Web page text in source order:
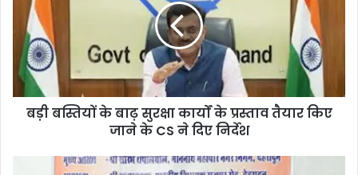
बड़ी बस्तियों के बाढ़ सुरक्षा कार्यों के प्रस्ताव तैयार किए
जाने के CS ने दिए निर्देश